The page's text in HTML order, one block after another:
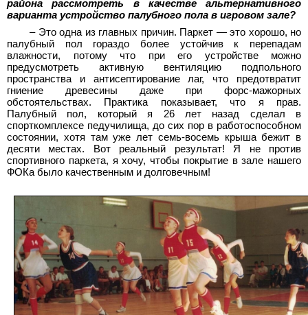
района рассмотреть в качестве альтернативного
варианта устройство палубного пола в игровом зале?
– Это одна из главных причин. Паркет — это хорошо, но
палубный пол гораздо более устойчив к перепадам
влажности, потому что при его устройстве можно
предусмотреть активную вентиляцию подпольного
пространства и антисептирование лаг, что предотвратит
гниение древесины даже при форс-мажорных
обстоятельствах. Практика показывает, что я прав.
Палубный пол, который я 26 лет назад сделал в
спорткомплексе педучилища, до сих пор в работоспособном
состоянии, хотя там уже лет семь-восемь крыша бежит в
десяти местах. Вот реальный результат! Я не против
спортивного паркета, я хочу, чтобы покрытие в зале нашего
ФОКа было качественным и долговечным!